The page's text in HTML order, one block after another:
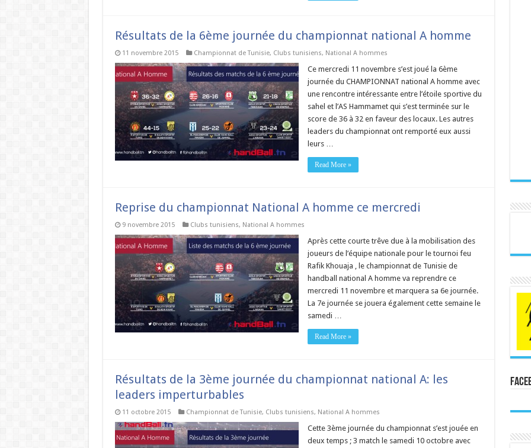
Résultats de la 6ème journée du championnat national A homme
11 novembre 2015 Championnat de Tunisie, Clubs tunisiens, National A hommes
Ce mercredi 11 novembre s’est joué la 6ème
journée du CHAMPIONNAT national A homme avec
une rencontre intéressante entre l’étoile sportive du
sahel et l’AS Hammamet qui s’est terminée sur le
score de 36 à 32 en faveur des locaux. Les autres
leaders du championnat ont remporté eux aussi
leurs …
Read More »
Reprise du championnat National A homme ce mercredi
9 novembre 2015 Clubs tunisiens, National A hommes
Après cette courte trêve due à la mobilisation des
joueurs de l’équipe nationale pour le tournoi feu
Rafik Khouaja , le championnat de Tunisie de
handball national A homme va reprendre ce
mercredi 11 novembre et marquera sa 6e journée.
La 7e journée se jouera également cette semaine le
samedi …
Read More »
Résultats de la 3ème journée du championnat national A: les
leaders imperturbables
11 octobre 2015 Championnat de Tunisie, Clubs tunisiens, National A hommes
Cette 3ème journée du championnat s’est jouée en
deux temps ; 3 match le samedi 10 octobre avec